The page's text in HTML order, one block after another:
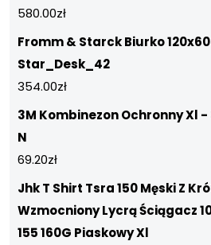
580.00zł
Fromm & Starck Biurko
Star_Desk_42
354.00zł
3M Kombinezon Ochronny Xl
N
69.20zł
Jhk T Shirt Tsra 150 Męski Z
Wzmocniony Lycrą Ściągacz
155 160G Piaskowy Xl